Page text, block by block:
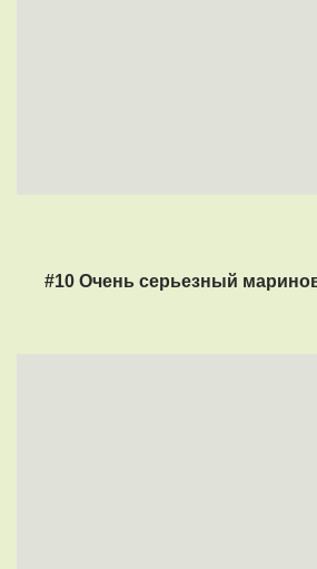
#10 Очень серьезный